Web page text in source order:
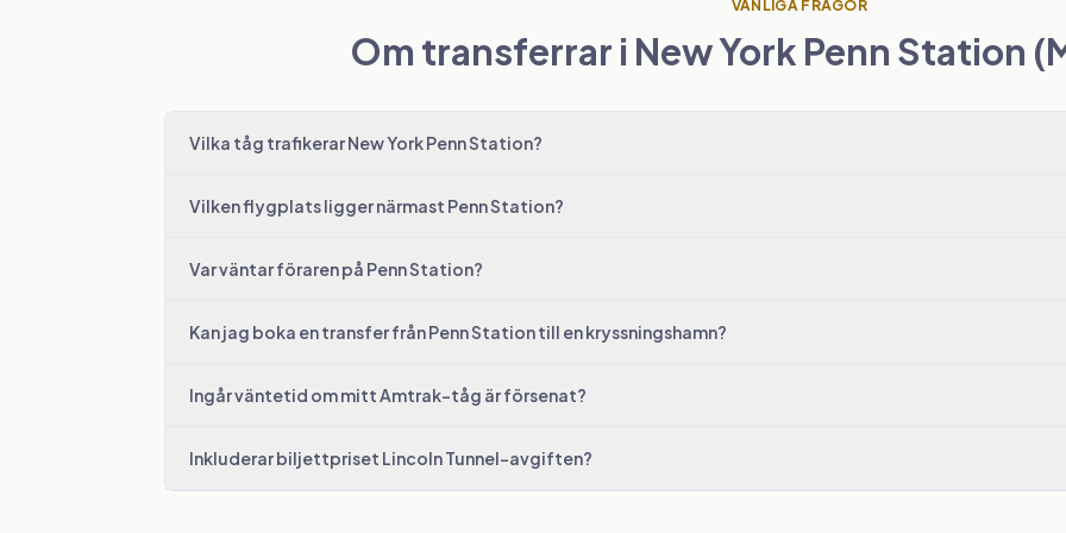
VANLIGA FRÅGOR
Om transferrar i New York Penn Station
Vilka tåg trafikerar New York Penn Station?
Vilken flygplats ligger närmast Penn Station?
Var väntar föraren på Penn Station?
Kan jag boka en transfer från Penn Station till en kryssningshamn?
Ingår väntetid om mitt Amtrak-tåg är försenat?
Inkluderar biljettpriset Lincoln Tunnel-avgiften?